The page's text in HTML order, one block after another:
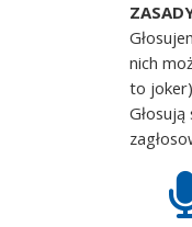
nich
to
Głosują